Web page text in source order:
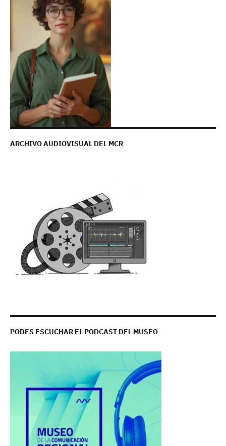
ARCHIVO AUDIOVISUAL DEL MCR
PODES ESCUCHAR EL PODCAST DEL MUSEO